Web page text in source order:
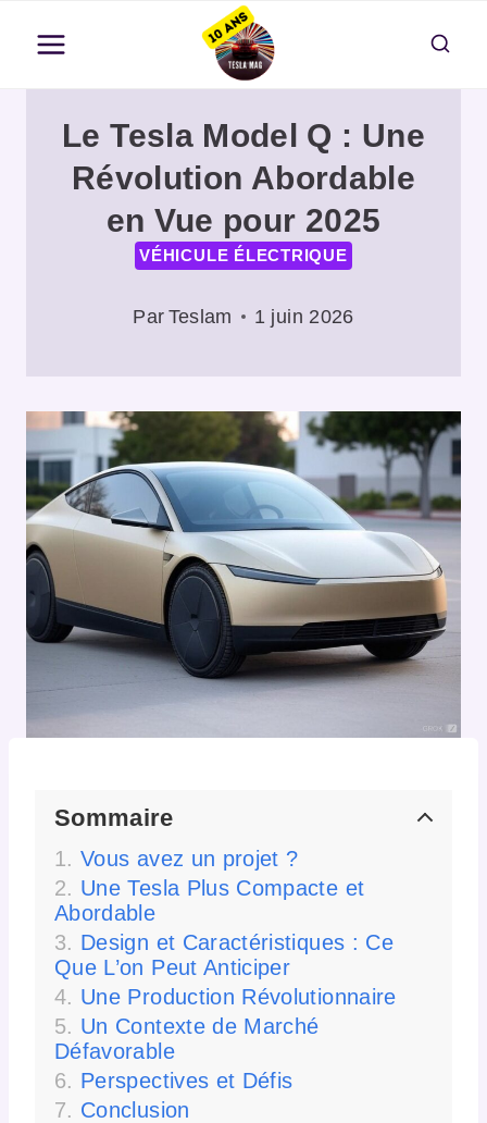
contenu
Le Tesla Model Q : Une
Révolution Abordable
en Vue pour 2025
VÉHICULE ÉLECTRIQUE
Par Teslam 1 juin 2026
Sommaire
Vous avez un projet ?
Une Tesla Plus Compacte et
Abordable
Design et Caractéristiques : Ce
Que L’on Peut Anticiper
Une Production Révolutionnaire
Un Contexte de Marché
Défavorable
Perspectives et Défis
Conclusion